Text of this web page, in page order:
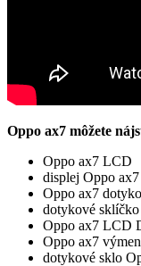
Oppo ax7 môžete
Oppo ax7 LCD
displej Oppo ax7
Oppo ax7
dotykové
Oppo ax7 LCD
Oppo ax7
dotykové sklo